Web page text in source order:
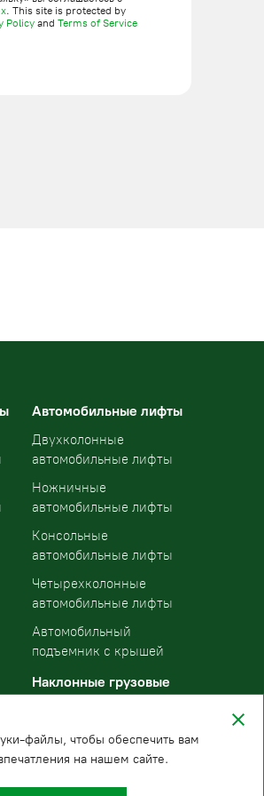
. This site is protected by
Policy and Terms of Service
Автомобильные лифты
Двухколонные
автомобильные лифты
Ножничные
автомобильные лифты
Консольные
автомобильные лифты
Четырехколонные
автомобильные лифты
Автомобильный
подъемник с крышей
Наклонные грузовые
файлы, чтобы обеспечить вам
на нашем сайте.